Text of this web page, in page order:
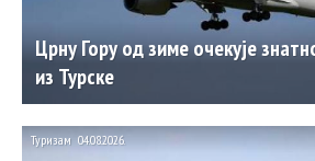
Црну Гору од зиме очекује
из Турске
Туризам 04.08.2026.